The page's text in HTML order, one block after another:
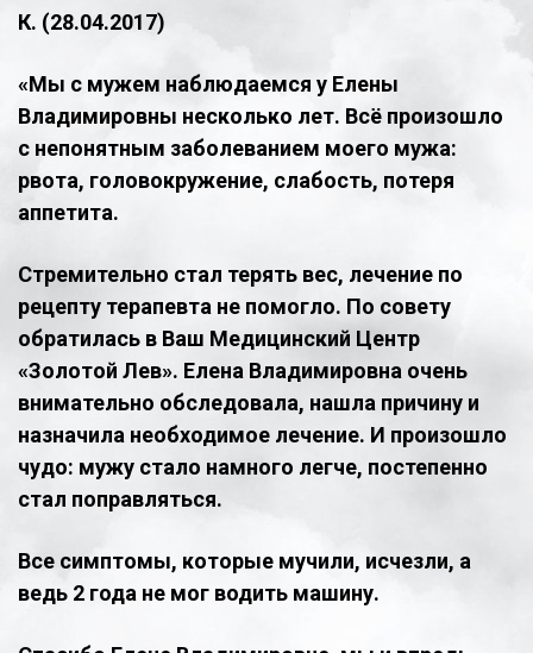
К. (28.04.2017)
«Мы с мужем наблюдаемся у Елены
Владимировны несколько лет. Всё произошло
с непонятным заболеванием моего мужа:
рвота, головокружение, слабость, потеря
аппетита.
Стремительно стал терять вес, лечение по
рецепту терапевта не помогло. По совету
обратилась в Ваш Медицинский Центр
«Золотой Лев». Елена Владимировна очень
внимательно обследовала, нашла причину и
назначила необходимое лечение. И произошло
чудо: мужу стало намного легче, постепенно
стал поправляться.
Все симптомы, которые мучили, исчезли, а
ведь 2 года не мог водить машину.